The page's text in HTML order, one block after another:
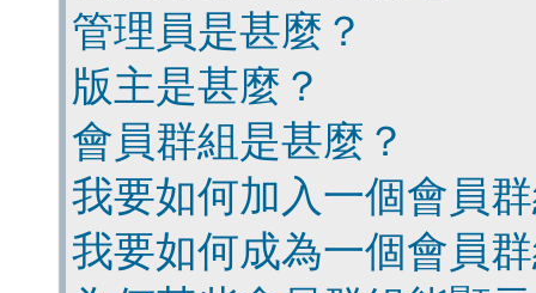
管理員是甚麼？
版主是甚麼？
會員群組是甚麼？
我要如何加入一個會員
我要如何成為一個會員